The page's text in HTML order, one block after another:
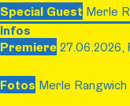
Special Guest Merle
Infos
Premiere27.06.2026,
Fotos Merle Rangwich